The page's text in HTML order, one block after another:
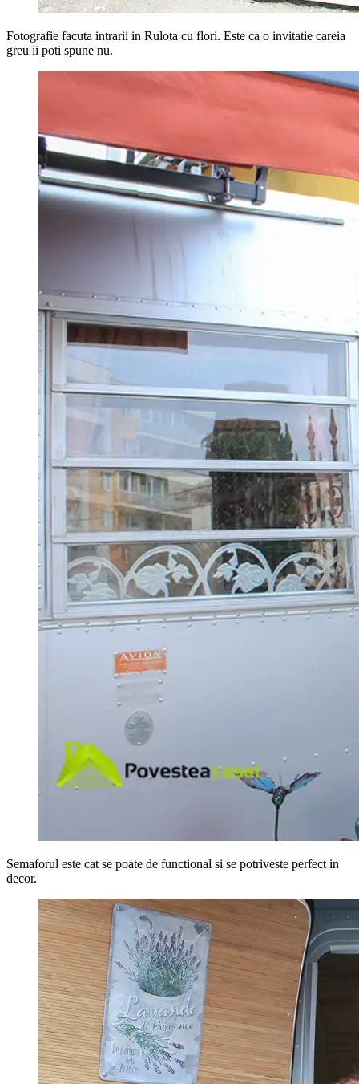
Fotografie facuta intrarii in Rulota cu flori. Este ca o invitatie careia
greu ii poti spune nu.
Semaforul este cat se poate de functional si se potriveste perfect in
decor.